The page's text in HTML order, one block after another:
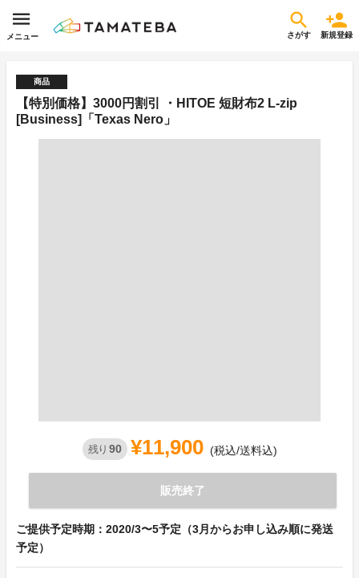
メニュー さがす 新規登録
商品
【特別価格】3000円割引 ・HITOE 短財布2 L-zip
[Business]「Texas Nero」
残り 90 ¥11,900 (税込/送料込)
販売終了
ご提供予定時期：2020/3〜5予定（3月からお申し込み順に発送
予定）